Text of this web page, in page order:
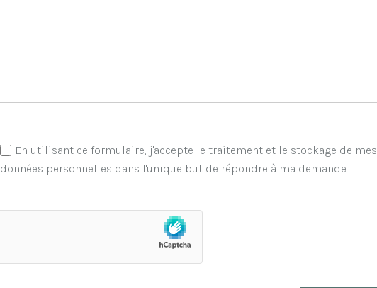
En utilisant ce formulaire, j'accepte le traitement et le stockage de mes
données personnelles dans l'unique but de répondre à ma demande.